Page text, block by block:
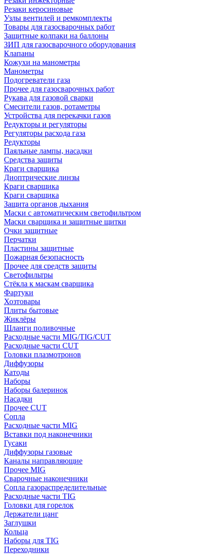
Резаки керосиновые
Узлы вентилей и ремкомплекты
Товары для газосварочных работ
Защитные колпаки на баллоны
ЗИП для газосварочного оборудования
Клапаны
Кожухи на манометры
Манометры
Подогреватели газа
Прочее для газосварочных работ
Рукава для газовой сварки
Смесители газов, ротаметры
Устройства для перекачки газов
Редукторы и регуляторы
Регуляторы расхода газа
Редукторы
Паяльные лампы, насадки
Средства защиты
Краги сварщика
Диоптрические линзы
Краги сварщика
Краги сварщика
Защита органов дыхания
Маски с автоматическим светофильтром
Маски сварщика и защитные щитки
Очки защитные
Перчатки
Пластины защитные
Пожарная безопасность
Прочее для средств защиты
Светофильтры
Стёкла к маскам сварщика
Фартуки
Хозтовары
Плиты бытовые
Жиклёры
Шланги поливочные
Расходные части MIG/TIG/CUT
Расходные части CUT
Головки плазмотронов
Диффузоры
Катоды
Наборы
Наборы балеринок
Насадки
Прочее CUT
Сопла
Расходные части MIG
Вставки под наконечники
Гусаки
Диффузоры газовые
Каналы направляющие
Прочее MIG
Сварочные наконечники
Сопла газораспределительные
Расходные части TIG
Головки для горелок
Держатели цанг
Заглушки
Кольца
Наборы для TIG
Переходники